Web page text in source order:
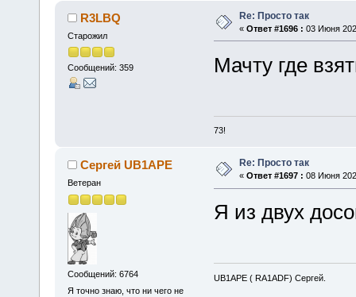
R3LBQ
Старожил
Сообщений: 359
Re: Просто так
« Ответ #1696 : 03 Июня
Мачту где
73!
Сергей UB1APE
Ветеран
Сообщений: 6764
Я точно знаю, что ни чего не
Re: Просто так
« Ответ #1697 : 08 Июня
Я из двух
UB1APE ( RA1ADF) Сергей.